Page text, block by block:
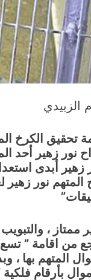
الزبيدي
الكرخ
زهير أحد
زهير أبدى
نور زهير
ممتاز ،
بأرقام فلكية